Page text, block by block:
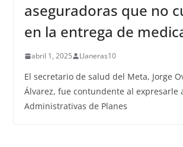
aseguradoras que no
en la entrega de
abril 1, 2025 Llaneras10
El secretario de salud del Meta, Jorge
Álvarez, fue contundente al expresarle
Administrativas de Planes